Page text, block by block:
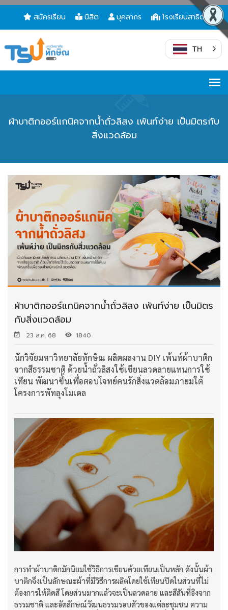
สมัครเรียน นิสิต บุคลากร โรงเรียนสาธิต
TH
ผ้าบาติกออร์แกนิคจากน้ำถั่วลิสง เพ้นท์ง่าย เป็นมิตรกับ
สิ่งแวดล้อม
ผ้าบาติกออร์แกนิคจากน้ำถั่วลิสง เพ้นท์ง่าย เป็นมิตร
กับสิ่งแวดล้อม
23 ส.ค. 68 1840
นักวิจัยมหาวิทยาลัยทักษิณ ผลิตผลงาน DIY เพ้นท์ผ้าบาติก
จากสีธรรมชาติ ด้วยน้ำถั่วลิสงใช้เขียนลวดลายแทนการใช้
เทียน พัฒนาขึ้นเพื่อตอบโจทย์คนรักสิ่งแวดล้อมภายมใต้
โครงการพัทลุงโมเดล
การทำผ้าบาติกมักนิยมใช้วิธีการเขียนด้วยเทียนเป็นหลัก ดังนั้นผ้า
บาติกจึงเป็นลักษณะผ้าที่มีวิธีการผลิตโดยใช้เทียนปิดในส่วนที่ไม่
ต้องการให้ติดสี โดยส่วนมากแล้วจะเป็นลวดลาย และสีสันที่อิงจาก
ธรรมชาติ และอัตลักษณ์วัฒนธรรมรอบตัวของแต่ละชุมชน ความ